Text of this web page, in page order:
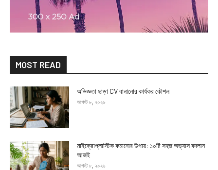
MOST READ
অভিজ্ঞতা ছাড়া CV বানানোর কার্যকর কৌশল
আগস্ট ৮, ২০২৬
মাইক্রোপ্লাস্টিক কমানোর উপায়: ১০টি সহজ অভ্যাস বদলান
আজই
আগস্ট ৮, ২০২৬